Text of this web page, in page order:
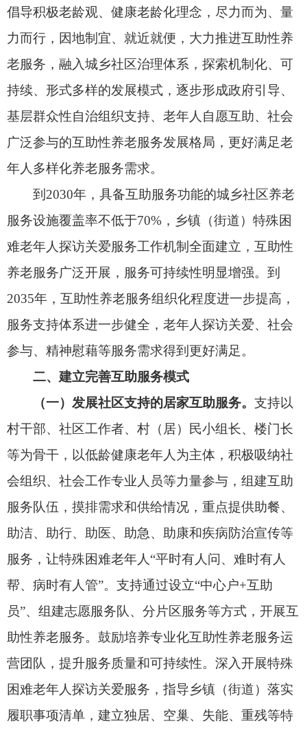
难老年人探访关爱服务工作机制全面建立，互助性
养老服务广泛开展，服务可持续性明显增强。到
2035年，
互助性养老服务组织化程度进一步提高，
服务支持体系进一步健全，老年人探访关爱、社会
参与、精神慰藉等服务需求得到更好满足。
（一）发展社区支持的居家互助服务。支持以
村干部、社区工作者、村（居）民小组长、楼门长
等为骨干，以低龄健康老年人为主体，积极吸纳社
会组织、社会工作专业人员等力量参与，组建互助
服务队伍，摸排需求和供给情况，重点提供助餐、
服务，让特殊困难老年人“平时有人问、难时有人
帮、病时有人管”。支持通过设立“中心户+互助
员”、组建志愿服务队、分片区服务等方式，开展互
助性养老服务。鼓励培养专业化互助性养老服务运
营团队，提升服务质量和可持续性。深入开展特殊
履职事项清单，建立独居、空巢、失能、重残等特
殊家庭老年人探访关爱服务台账。有条件的地方探
索制定互助性养老服务项目清单。
（二）因地制宜开展农村互助服务。各地通过
邻里互助、多户搭伙、结对帮扶等方式，积极开展
区、互助幸福院等模式，整合优化乡镇敬老院、农
村幸福院、闲置学校等，改扩建为适宜老年人居住
的互助养老社区。以自愿为原则，引导特殊困难老
年人或居住偏远、相关公共服务难以覆盖的老年
人，集中搬迁居住在符合建筑、消防等安全条件的
老服务。有条件的地方可组织养老服务机构、物业
企业等提供服务。人口较少、自然灾害多发、生活
环境恶劣的自然村（组）可按规定集中搬迁居住，